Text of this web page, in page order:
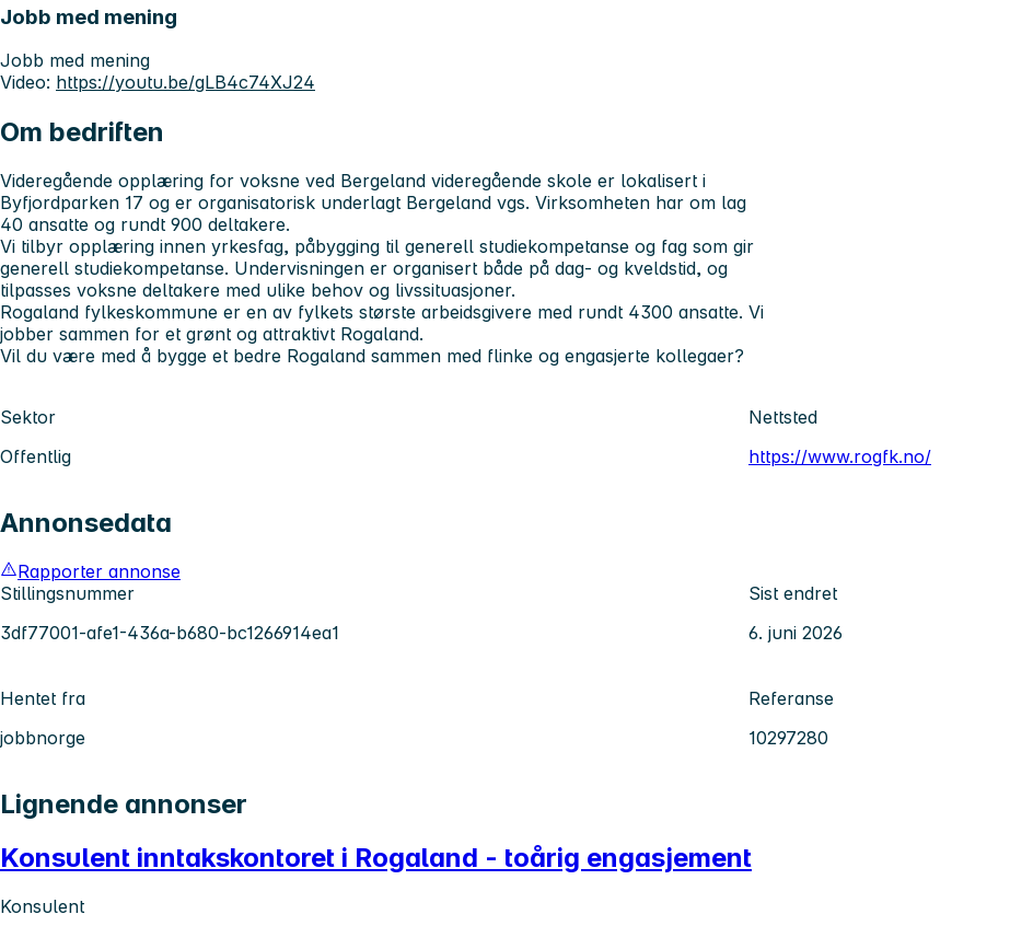
Jobb med mening
Jobb med mening
Video: https://youtu.be/gLB4c74XJ24
Om bedriften
Videregående opplæring for voksne ved Bergeland videregående skole er lokalisert i
Byfjordparken 17 og er organisatorisk underlagt Bergeland vgs. Virksomheten har om lag
40 ansatte og rundt 900 deltakere.
Vi tilbyr opplæring innen yrkesfag, påbygging til generell studiekompetanse og fag som gir
generell studiekompetanse. Undervisningen er organisert både på dag- og kveldstid, og
tilpasses voksne deltakere med ulike behov og livssituasjoner.
Rogaland fylkeskommune er en av fylkets største arbeidsgivere med rundt 4300 ansatte. Vi
jobber sammen for et grønt og attraktivt Rogaland.
Vil du være med å bygge et bedre Rogaland sammen med flinke og engasjerte kollegaer?
Sektor
Offentlig
Nettsted
https://www.rogfk.no/
Annonsedata
Rapporter annonse
Stillingsnummer
3df77001-afe1-436a-b680-bc1266914ea1
Sist endret
6. juni 2026
Hentet fra
jobbnorge
Referanse
10297280
Lignende annonser
Konsulent inntakskontoret i Rogaland - toårig engasjement
Konsulent